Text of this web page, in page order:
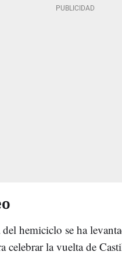
hemiciclo se ha
celebrar la vuelta de